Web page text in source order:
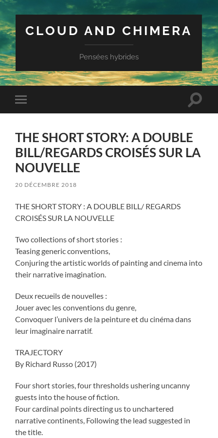
CLOUD AND CHIMERA
Pensées hybrides
Toggle
mobile
Toggle
THE SHORT STORY: A DOUBLE
BILL/REGARDS CROISÉS SUR LA
NOUVELLE
20 DÉCEMBRE 2018
THE SHORT STORY : A DOUBLE BILL/ REGARDS
CROISÉS SUR LA NOUVELLE
Two collections of short stories :
Teasing generic conventions,
Conjuring the artistic worlds of painting and cinema into
their narrative imagination.
Deux recueils de nouvelles :
Jouer avec les conventions du genre,
Convoquer l’univers de la peinture et du cinéma dans
leur imaginaire narratif.
TRAJECTORY
By Richard Russo (2017)
Four short stories, four thresholds ushering uncanny
guests into the house of fiction.
Four cardinal points directing us to unchartered
narrative continents, Following the lead suggested in
the title.